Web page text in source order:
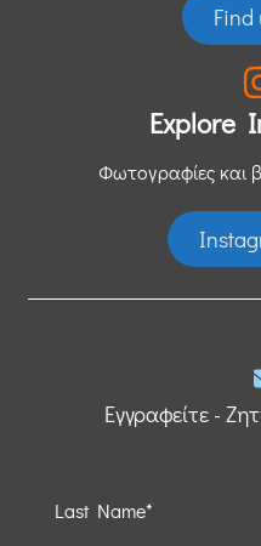
Find
Explore
Φωτογραφίες και
Εγγραφείτε -
Last Name*